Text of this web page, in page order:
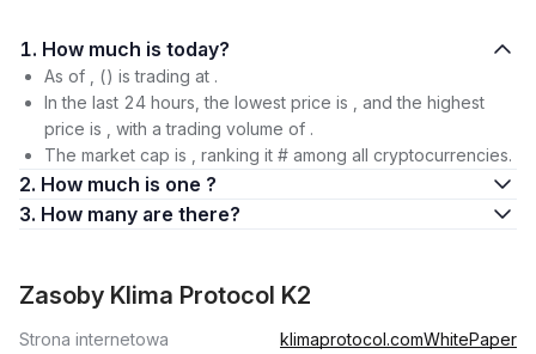
1. How much is today?
As of , () is trading at .
In the last 24 hours, the lowest price is , and the highest
price is , with a trading volume of .
The market cap is , ranking it # among all cryptocurrencies.
2. How much is one ?
3. How many are there?
Zasoby Klima Protocol K2
Strona internetowa klimaprotocol.comWhitePaper